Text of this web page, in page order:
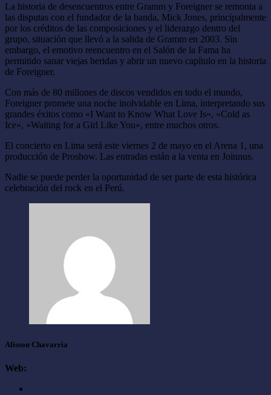
La historia de desencuentros entre Gramm y Foreigner se remonta a
las disputas con el fundador de la banda, Mick Jones, principalmente
por los créditos de las composiciones y el liderazgo dentro del
grupo, situación que llevó a la salida de Gramm en 2003. Sin
embargo, el emotivo reencuentro en el Salón de la Fama ha
permitido sanar viejas heridas y abrir un nuevo capítulo en la historia
de Foreigner.
Con más de 80 millones de discos vendidos en todo el mundo,
Foreigner promete una noche inolvidable en Lima, interpretando sus
grandes éxitos como «I Want to Know What Love Is», «Cold as
Ice», «Waiting for a Girl Like You», entre muchos otros.
El concierto en Lima será este viernes 2 de mayo en el Arena 1, una
producción de Proshow. Las entradas están a la venta en Joinnus.
Nadie se puede perder la oportunidad de ser parte de esta histórica
celebración del rock en el Perú.
Alisson Chavarria
Web: